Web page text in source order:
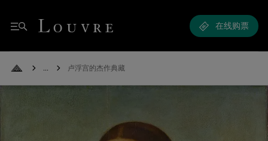
菜单
Louvre - Back to Home 在线购票
Back to Home
See all breadcrumbs
卢浮宫的杰作典藏